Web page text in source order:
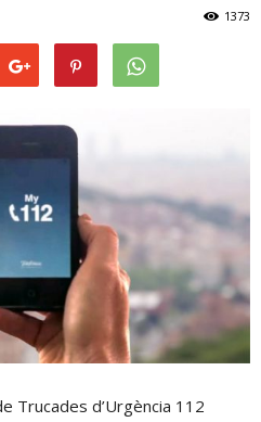
1373
Trucades d’Urgència 112